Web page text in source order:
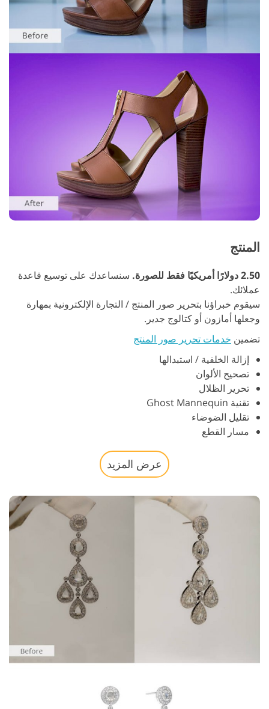
المنتج
2.50 دولارًا أمريكيًا فقط للصورة.
سنساعدك على توسيع قاعدة
عملائك.
سيقوم خبراؤنا بتحرير صور المنتج / التجارة الإلكترونية بمهارة
وجعلها أمازون أو كتالوج جدير.
تضمين خدمات تحرير صور المنتج
إزالة الخلفية / استبدالها
تصحيح الألوان
تحرير الظلال
تقنية Ghost Mannequin
تقليل الضوضاء
مسار القطع
عرض المزيد